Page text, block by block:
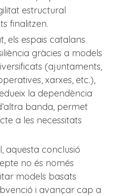
estructural
finalitzen.
els espais catalans
gràcies a models
(ajuntaments,
xarxes, etc.),
la dependència
banda, permet
a les necessitats
aquesta conclusió
no és només
models basats
i avançar cap a